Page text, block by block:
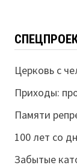
Церковь с
Приходы:
Памяти
100 лет со
Забытые